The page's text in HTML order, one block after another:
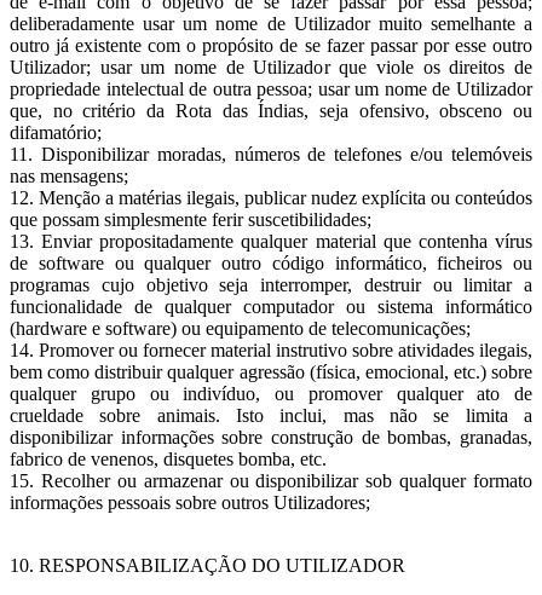
deliberadamente usar um nome de Utilizador muito semelhante a
outro já existente com o propósito de se fazer passar por esse outro
Utilizador; usar um nome de Utilizador que viole os direitos de
propriedade intelectual de outra pessoa; usar um nome de Utilizador
que, no critério da Rota das Índias, seja ofensivo, obsceno ou
difamatório;
11. Disponibilizar moradas, números de telefones e/ou telemóveis
nas mensagens;
12. Menção a matérias ilegais, publicar nudez explícita ou conteúdos
que possam simplesmente ferir suscetibilidades;
13. Enviar propositadamente qualquer material que contenha vírus
de software ou qualquer outro código informático, ficheiros ou
programas cujo objetivo seja interromper, destruir ou limitar a
funcionalidade de qualquer computador ou sistema informático
(hardware e software) ou equipamento de telecomunicações;
14. Promover ou fornecer material instrutivo sobre atividades ilegais,
bem como distribuir qualquer agressão (física, emocional, etc.) sobre
qualquer grupo ou indivíduo, ou promover qualquer ato de
crueldade sobre animais. Isto inclui, mas não se limita a
disponibilizar informações sobre construção de bombas, granadas,
fabrico de venenos, disquetes bomba, etc.
15. Recolher ou armazenar ou disponibilizar sob qualquer formato
informações pessoais sobre outros Utilizadores;
10. RESPONSABILIZAÇÃO DO UTILIZADOR